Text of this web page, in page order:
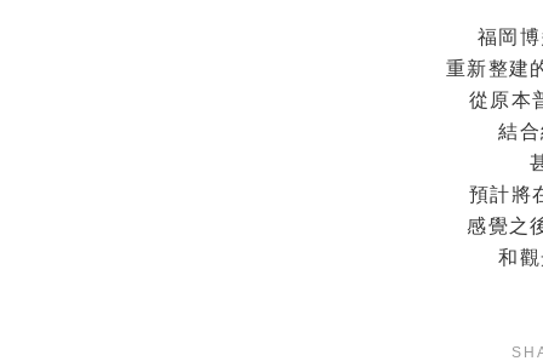
福岡
重新整建
從原本
結
預計將
感覺之
和